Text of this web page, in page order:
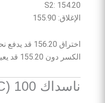
S2: 154.20
الإغلاق: 155.90
اختراق 156.20 قد يدفع نحو 157.20.
الكسر دون 155.20 قد يعيد اختبار 154.20.
ناسداك 100 (USTEC)